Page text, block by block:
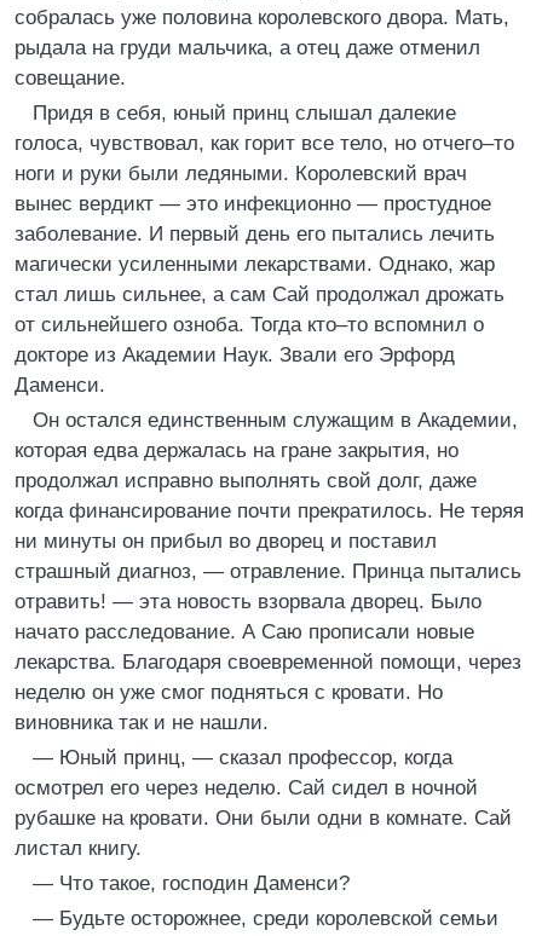
собралась уже половина королевского двора. Мать,
рыдала на груди мальчика, а отец даже отменил
совещание.
Придя в себя, юный принц слышал далекие
голоса, чувствовал, как горит все тело, но отчего–то
ноги и руки были ледяными. Королевский врач
вынес вердикт — это инфекционно — простудное
заболевание. И первый день его пытались лечить
магически усиленными лекарствами. Однако, жар
стал лишь сильнее, а сам Сай продолжал дрожать
от сильнейшего озноба. Тогда кто–то вспомнил о
докторе из Академии Наук. Звали его Эрфорд
Даменси.
Он остался единственным служащим в Академии,
которая едва держалась на гране закрытия, но
продолжал исправно выполнять свой долг, даже
когда финансирование почти прекратилось. Не теряя
ни минуты он прибыл во дворец и поставил
страшный диагноз, — отравление. Принца пытались
отравить! — эта новость взорвала дворец. Было
начато расследование. А Саю прописали новые
лекарства. Благодаря своевременной помощи, через
неделю он уже смог подняться с кровати. Но
виновника так и не нашли.
— Юный принц, — сказал профессор, когда
осмотрел его через неделю. Сай сидел в ночной
рубашке на кровати. Они были одни в комнате. Сай
листал книгу.
— Что такое, господин Даменси?
— Будьте осторожнее, среди королевской семьи